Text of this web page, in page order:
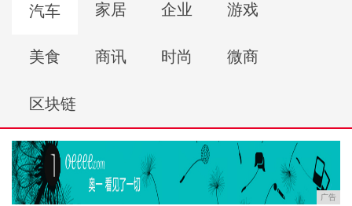
汽车 家居 企业 游戏
美食 商讯 时尚 微商
区块链
广告